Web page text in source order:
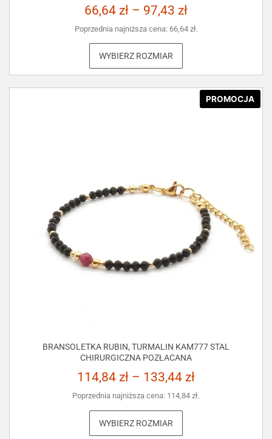
66,64 zł – 97,43 zł
Poprzednia najniższa cena: 66,64 zł.
WYBIERZ ROZMIAR
PROMOCJA
BRANSOLETKA RUBIN, TURMALIN KAM777 STAL
CHIRURGICZNA POZŁACANA
114,84 zł – 133,44 zł
Poprzednia najniższa cena: 114,84 zł.
WYBIERZ ROZMIAR